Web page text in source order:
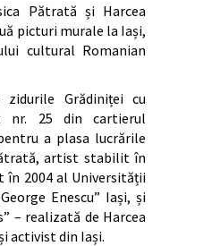
Pătrată și Harcea
picturi murale la Iași,
cultural Romanian
Grădiniței cu
nr. 25 din cartierul
a plasa lucrările
artist stabilit în
în 2004 al Universității
Enescu” Iași, și
– realizată de Harcea
activist din Iași.